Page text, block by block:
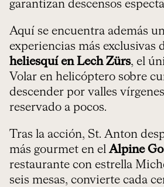
garantizan descensos
Aquí se encuentra además
experiencias más exclusivas
heliesquí en Lech Zürs, el
Volar en helicóptero sobre
descender por valles
reservado a pocos.
Tras la acción, St. Anton
más gourmet en el Alpine
restaurante con estrella
seis mesas, convierte cada